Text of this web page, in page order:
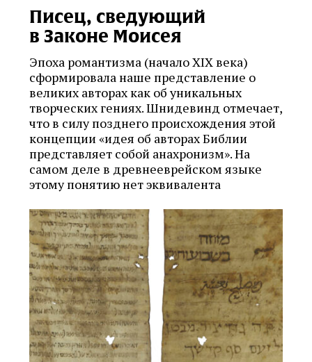
Писец, сведующий
в Законе Моисея
Эпоха романтизма (начало XIX века)
сформировала наше представление о
великих авторах как об уникальных
творческих гениях. Шнидевинд отмечает,
что в силу позднего происхождения этой
концепции «идея об авторах Библии
представляет собой анахронизм». На
самом деле в древнееврейском языке
этому понятию нет эквивалента